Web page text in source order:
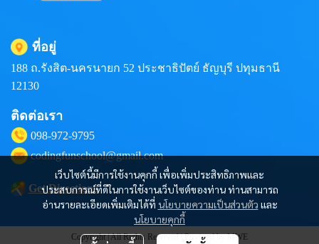
เว็บไซต์นี้มีการใช้งานคุกกี้ เพื่อเพิ่มประสิทธิภาพและ
ประสบการณ์ที่ดีในการใช้งานเว็บไซต์ของท่าน ท่านสามารถ
อ่านรายละเอียดเพิ่มเติมได้ที่ นโยบายความเป็นส่วนตัว และ
นโยบายคุกกี้
ที่อยู่
188 ถ.รังสิต-นครนายก 52 ประชาธิปัตย์ ธัญบุรี ปทุมธานี
12130
ติดต่อเรา
098-972-9795
codingfunschool@gmail.com
Get Directions
Copyright | All Rights Reserved | Powered by MWE